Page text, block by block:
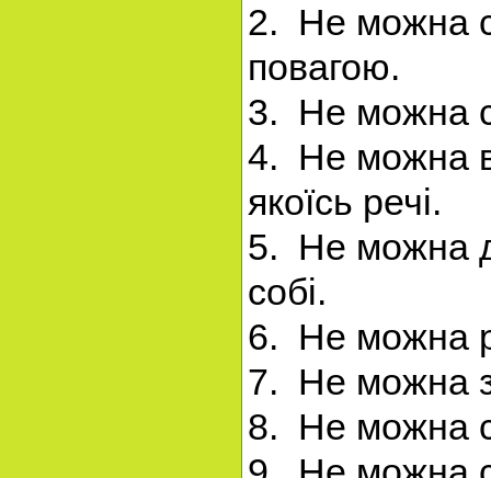
2. Не можна
повагою.
3. Не можна
4. Не можна
якоїсь речі.
5. Не можна
собі.
6. Не можна
7. Не можна
8. Не можна